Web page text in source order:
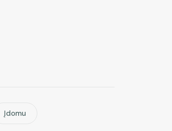
Įdomu